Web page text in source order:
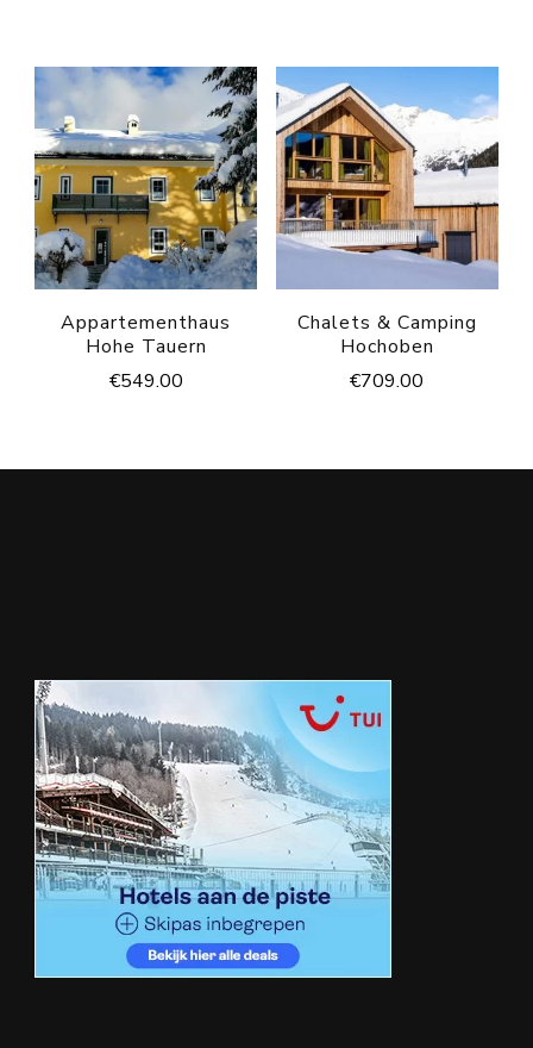
Appartementhaus
Hohe Tauern
€549.00
Chalets & Camping
Hochoben
€709.00